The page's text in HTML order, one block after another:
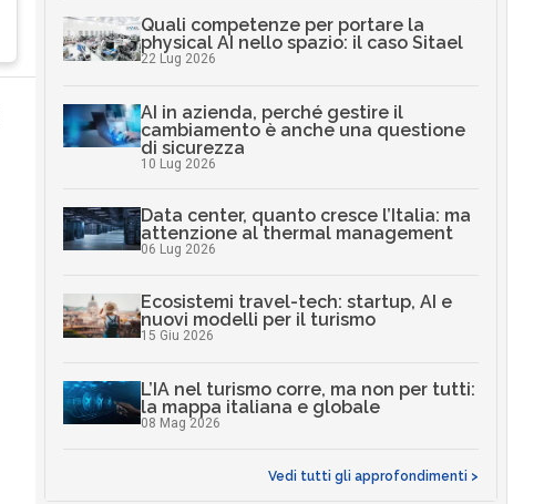
Quali competenze per portare la
physical AI nello spazio: il caso Sitael
22 Lug 2026
AI in azienda, perché gestire il
cambiamento è anche una questione
di sicurezza
10 Lug 2026
Data center, quanto cresce l’Italia: ma
attenzione al thermal management
06 Lug 2026
Ecosistemi travel-tech: startup, AI e
nuovi modelli per il turismo
15 Giu 2026
L’IA nel turismo corre, ma non per tutti:
la mappa italiana e globale
08 Mag 2026
Vedi tutti gli approfondimenti >